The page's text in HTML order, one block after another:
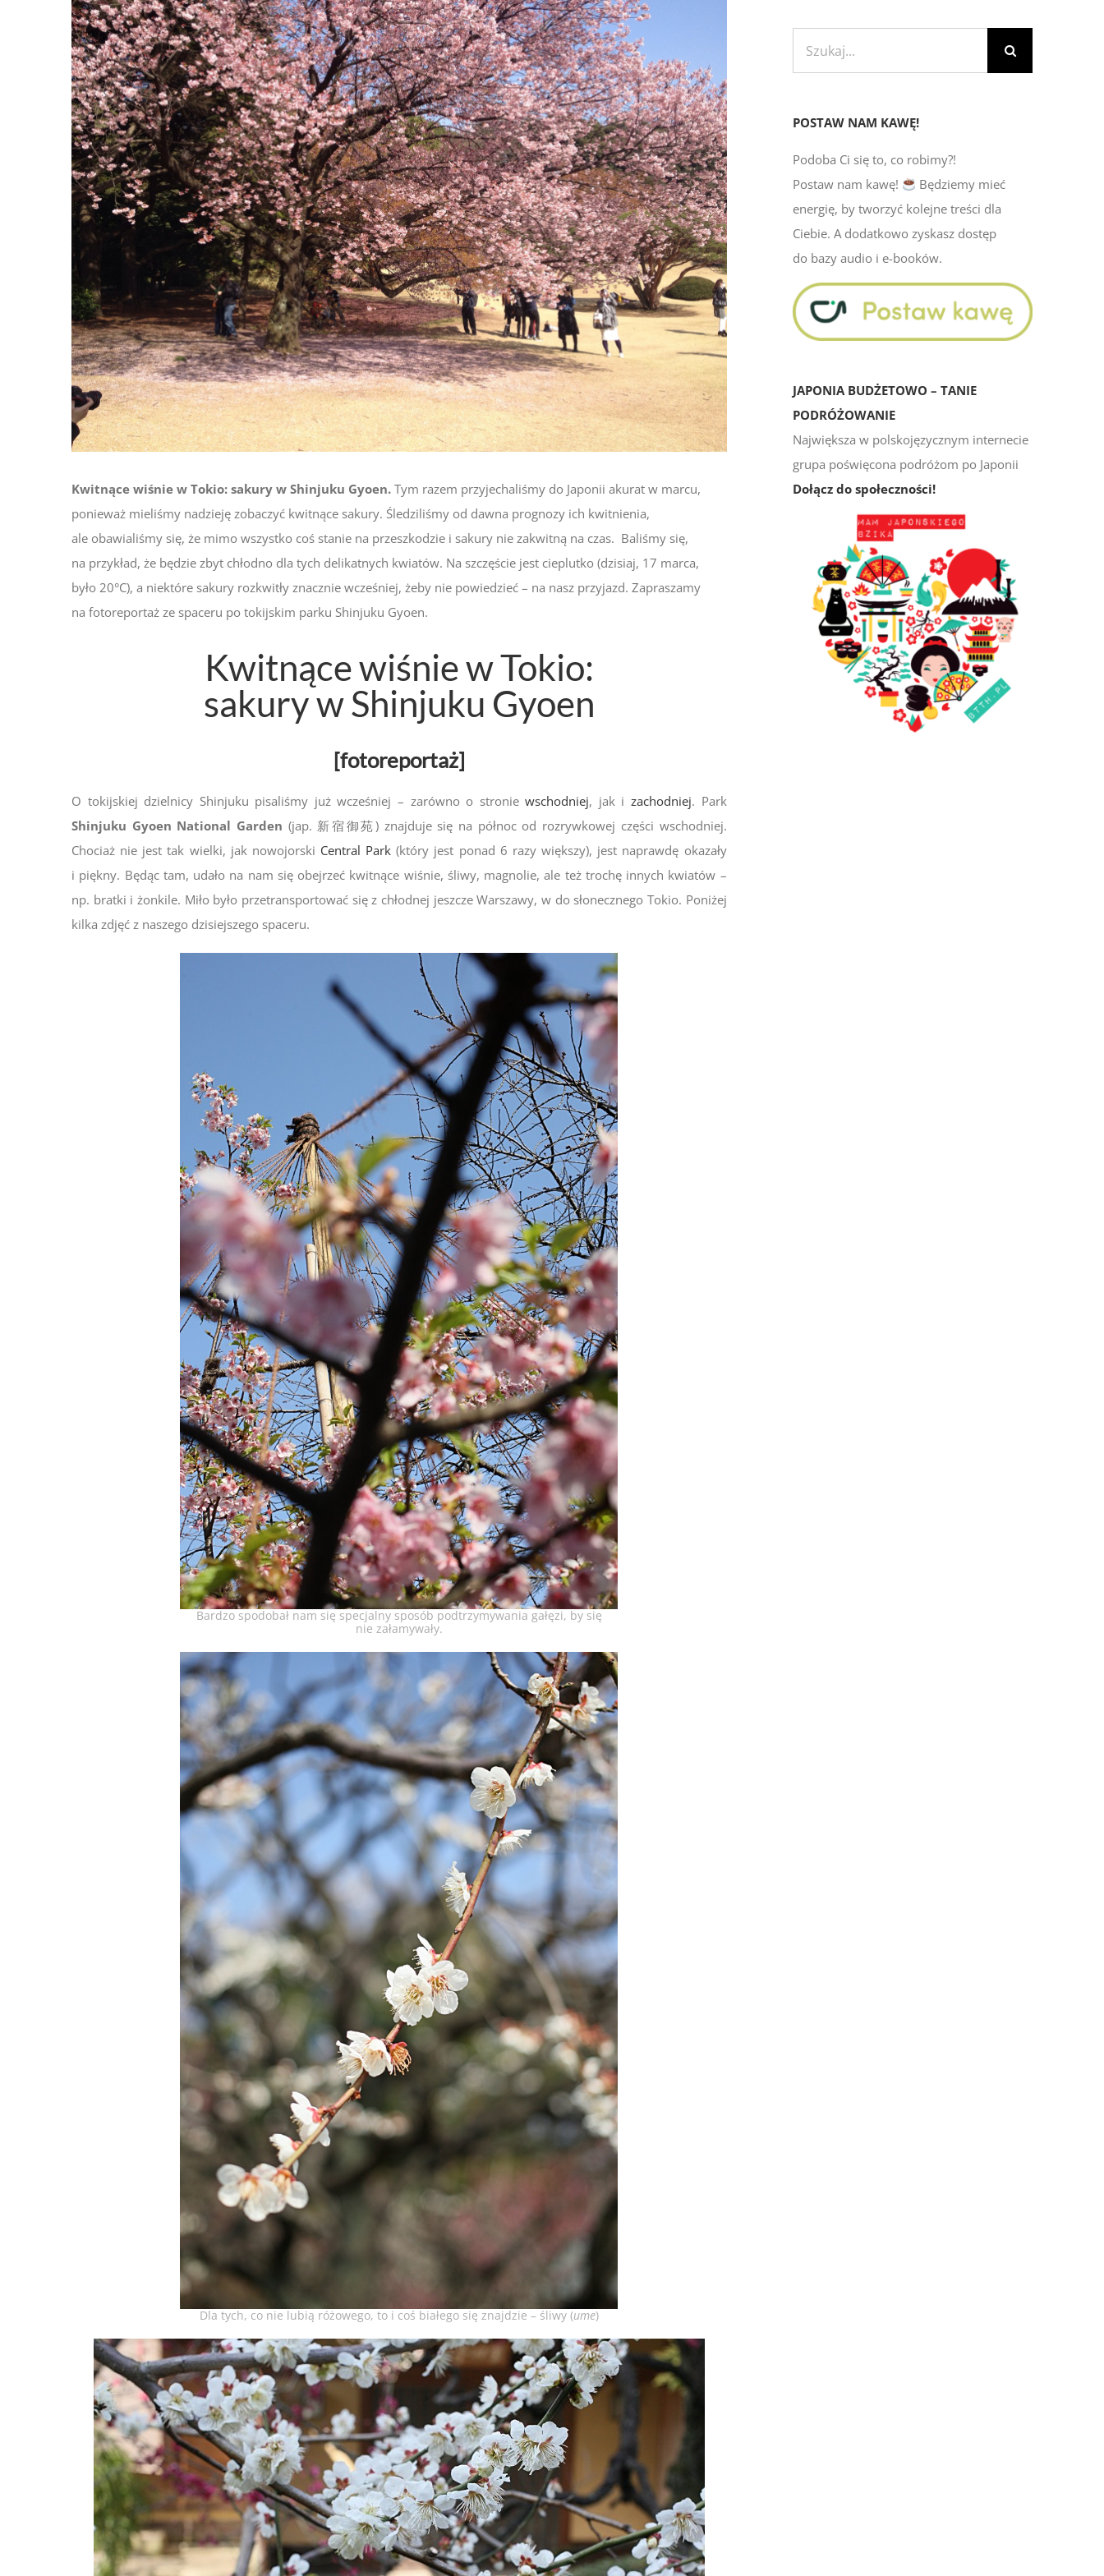
Kwitnące wiśnie w Tokio: sakury w Shinjuku Gyoen. Tym razem przyjechaliśmy do Japonii akurat w marcu,
ponieważ mieliśmy nadzieję zobaczyć kwitnące sakury. Śledziliśmy od dawna prognozy ich kwitnienia,
ale obawialiśmy się, że mimo wszystko coś stanie na przeszkodzie i sakury nie zakwitną na czas. Baliśmy się,
na przykład, że będzie zbyt chłodno dla tych delikatnych kwiatów. Na szczęście jest cieplutko (dzisiaj, 17 marca,
było 20°C), a niektóre sakury rozkwitły znacznie wcześniej, żeby nie powiedzieć – na nasz przyjazd. Zapraszamy
na fotoreportaż ze spaceru po tokijskim parku Shinjuku Gyoen.
Kwitnące wiśnie w Tokio:
sakury w Shinjuku Gyoen
[fotoreportaż]
O tokijskiej dzielnicy Shinjuku pisaliśmy już wcześniej – zarówno o stroniewschodniej, jak i zachodniej. Park
Shinjuku Gyoen National Garden (jap. 新宿御苑) znajduje się na północ od rozrywkowej części wschodniej.
Chociaż nie jest tak wielki, jak nowojorski Central Park (który jest ponad 6 razy większy), jest naprawdę okazały
i piękny. Będąc tam, udało na nam się obejrzeć kwitnące wiśnie, śliwy, magnolie, ale też trochę innych kwiatów –
np. bratki i żonkile. Miło było przetransportować się z chłodnej jeszcze Warszawy, w do słonecznego Tokio. Poniżej
kilka zdjęć z naszego dzisiejszego spaceru.
Bardzo spodobał nam się specjalny sposób podtrzymywania gałęzi, by się
nie załamywały.
Dla tych, co nie lubią różowego, to i coś białego się znajdzie – śliwy (ume)
POSTAW NAM KAWĘ!
Podoba Ci się to, co robimy?!
Postaw nam kawę!
Będziemy mieć
energię, by tworzyć kolejne treści dla
Ciebie. A dodatkowo zyskasz dostęp
do bazy audio i e-booków.
JAPONIA BUDŻETOWO – TANIE
PODRÓŻOWANIE
Największa w polskojęzycznym internecie
grupa poświęcona podróżom po Japonii
Dołącz do społeczności!